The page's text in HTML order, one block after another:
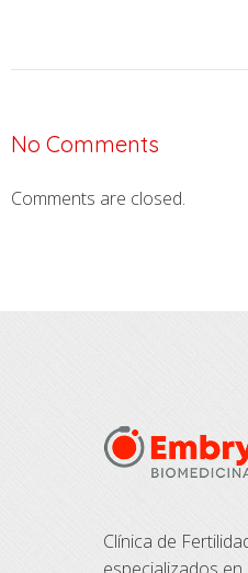
No Comments
Comments are closed.
Clínica de